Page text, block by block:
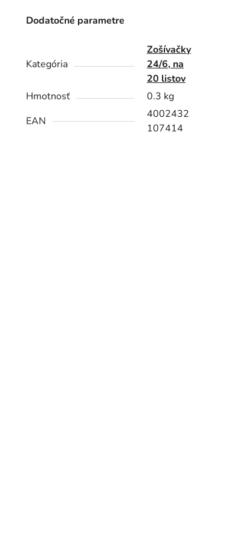
Dodatočné parametre
Kategória
Zošívačky
24/6, na
20 listov
Hmotnosť
0.3 kg
EAN
4002432
107414